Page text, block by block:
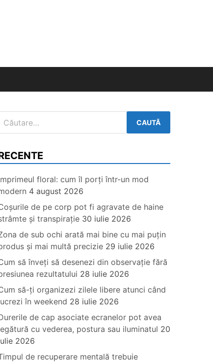
după:
floral: cum îl porți într-un mod
4 august 2026
de pe corp pot fi agravate de haine
și transpirație 30 iulie 2026
de sub ochi arată mai bine cu mai puțin
și mai multă precizie 29 iulie 2026
să înveți să desenezi din observație fără
rezultatului 28 iulie 2026
să-ți organizezi zilele libere atunci când
în weekend 28 iulie 2026
de cap asociate ecranelor pot avea
cu vederea, postura sau iluminatul 20
2026
de recuperare mentală trebuie